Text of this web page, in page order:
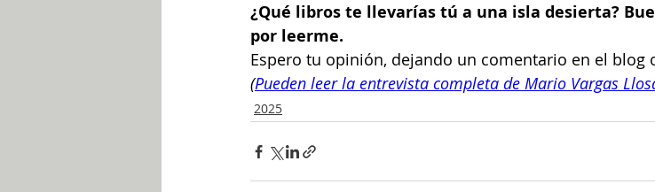
¿Qué libros te llevarías tú a una isla desierta?
por leerme.
Espero tu opinión, dejando un comentario en el blog
(Pueden leer la entrevista completa de Mario Vargas
2025